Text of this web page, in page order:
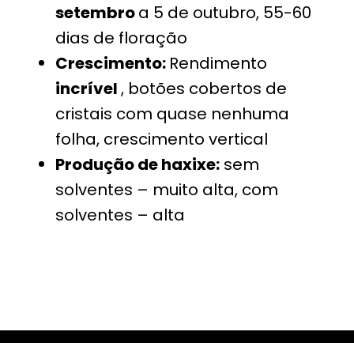
setembroa 5 de outubro, 55-60
dias de floração
Crescimento: Rendimento
incrível, botões cobertos de
cristais com quase nenhuma
folha, crescimento vertical
Produção de haxixe:sem
solventes – muito alta, com
solventes – alta